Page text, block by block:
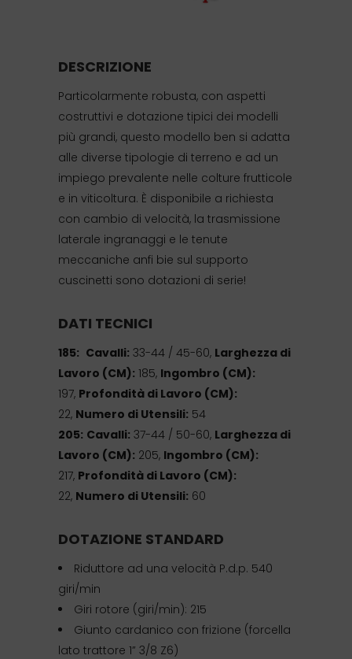
DESCRIZIONE
Particolarmente robusta, con aspetti
costruttivi e dotazione tipici dei modelli
più grandi, questo modello ben si adatta
alle diverse tipologie di terreno e ad un
impiego prevalente nelle colture frutticole
e in viticoltura. È disponibile a richiesta
con cambio di velocità, la trasmissione
laterale ingranaggi e le tenute
meccaniche anfi bie sul supporto
cuscinetti sono dotazioni di serie!
DATI TECNICI
185: Cavalli: 33-44 / 45-60, Larghezza di
Lavoro (CM): 185, Ingombro (CM):
197, Profondità di Lavoro (CM):
22, Numero di Utensili: 54
205: Cavalli: 37-44 / 50-60, Larghezza di
Lavoro (CM): 205, Ingombro (CM):
217, Profondità di Lavoro (CM):
22, Numero di Utensili: 60
DOTAZIONE STANDARD
Riduttore ad una velocità P.d.p. 540
giri/min
Giri rotore (giri/min): 215
Giunto cardanico con frizione (forcella
lato trattore 1” 3/8 Z6)